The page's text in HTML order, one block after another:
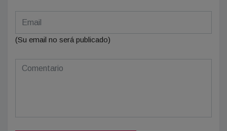
(Su email no será publicado)